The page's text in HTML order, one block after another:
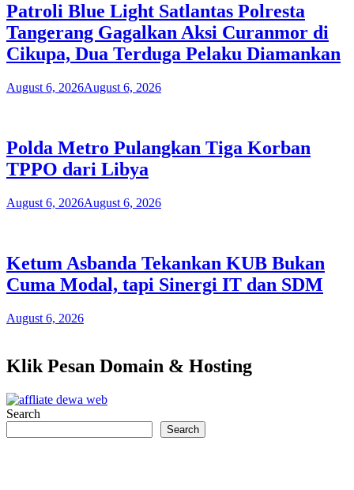
Patroli Blue Light Satlantas Polresta
Tangerang Gagalkan Aksi Curanmor di
Cikupa, Dua Terduga Pelaku Diamankan
August 6, 2026August 6, 2026
Polda Metro Pulangkan Tiga Korban
TPPO dari Libya
August 6, 2026August 6, 2026
Ketum Asbanda Tekankan KUB Bukan
Cuma Modal, tapi Sinergi IT dan SDM
August 6, 2026
Klik Pesan Domain & Hosting
Search
Search